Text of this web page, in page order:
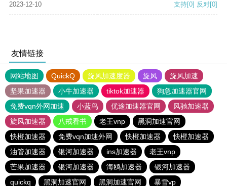
2023-12-10 支持[0] 反对[0]
友情链接
网站地图 QuickQ 旋风加速度器 旋风
旋风加速
坚果加速器
小牛加速器 tiktok加速器
狗急加速器官网
免费vqn外网加速
小蓝鸟 优途加速器官网
风驰加速器
旋风加速器
八戒看书 老王vnp
黑洞加速官网
快橙加速器
免费vqn加速外网 快橙加速器
快橙加速器
油管加速器
银河加速器 ins加速器
老王vnp
芒果加速器
银河加速器 海鸥加速器
银河加速器
quickq
黑洞加速官网 黑洞加速官网 暴雪vp